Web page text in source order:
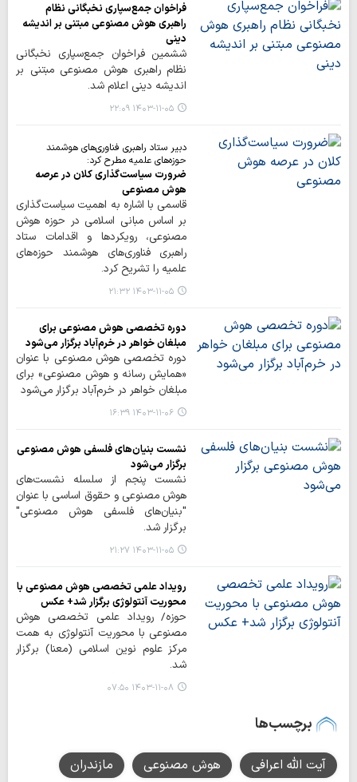
فراخوان جمع‌سپاری نخبگانی نظام
راهبری هوش مصنوعی مبتنی بر اندیشه
دینی
ششمین فراخوان جمع‌سپاری نخبگانی
نظام راهبری هوش مصنوعی مبتنی بر
اندیشه دینی اعلام شد.
۱۴۰۳-۱۱-۰۵ ۲۲:۰۹
دبیر ستاد راهبری فناوری‌های هوشمند
حوزه‌های علمیه مطرح کرد:
ضرورت سیاست‌گذاری کلان در عرصه
هوش مصنوعی
قاسمی با اشاره به اهمیت سیاست‌گذاری
بر اساس مبانی اسلامی در حوزه هوش
مصنوعی، رویکردها و اقدامات ستاد
راهبری فناوری‌های هوشمند حوزه‌های
علمیه را تشریح کرد.
۱۴۰۳-۱۱-۰۵ ۲۱:۳۲
دوره تخصصی هوش مصنوعی برای
مبلغان خواهر در خرم‌آباد برگزار می‌شود
دوره تخصصی هوش مصنوعی با عنوان
«همایش رسانه و هوش مصنوعی» برای
مبلغان خواهر در خرم‌آباد برگزار می‌شود
۱۴۰۳-۱۱-۰۶ ۱۶:۳۹
نشست بنیان‌های فلسفی هوش مصنوعی
برگزار می‌شود
نشست پنجم از سلسله نشست‌های
هوش مصنوعی و حقوق اساسی با عنوان
"بنیان‌های فلسفی هوش مصنوعی"
برگزار شد.
۱۴۰۳-۱۱-۰۵ ۲۱:۲۷
رویداد علمی تخصصی هوش مصنوعی با
محوریت آنتولوژی برگزار شد+ عکس
حوزه/ رویداد علمی تخصصی هوش
مصنوعی با محوریت آنتولوژی به همت
مرکز علوم نوین اسلامی (معنا) برگزار
شد.
۱۴۰۳-۱۱-۰۸ ۰۷:۵۰
برچسب‌ها
آیت الله اعرافی هوش مصنوعی
مازندران